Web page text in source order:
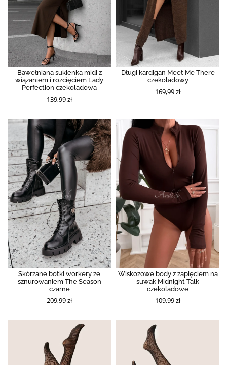
Bawełniana sukienka midi z
wiązaniem i rozcięciem Lady
Perfection czekoladowa
139,99 zł
Długi kardigan Meet Me There
czekoladowy
169,99 zł
Skórzane botki workery ze
sznurowaniem The Season
czarne
209,99 zł
Wiskozowe body z zapięciem na
suwak Midnight Talk
czekoladowe
109,99 zł